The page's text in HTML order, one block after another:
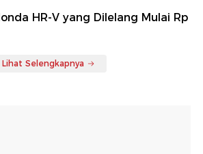
HR-V yang Dilelang Mulai Rp
Lihat Selengkapnya